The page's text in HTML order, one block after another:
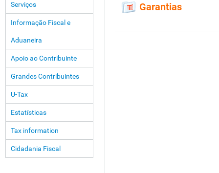
Serviços
Informação Fiscal e
Aduaneira
Apoio ao Contribuinte
Grandes Contribuintes
U-Tax
Estatísticas
Tax information
Cidadania Fiscal
Garantias